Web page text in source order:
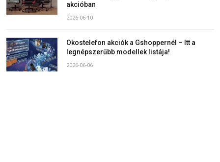
akcióban
2026-06-10
Okostelefon akciók a Gshoppernél – Itt a
legnépszerűbb modellek listája!
2026-06-06